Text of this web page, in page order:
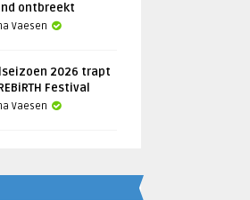
ontbreekt
Vaesen
2026 trapt
Festival
Vaesen